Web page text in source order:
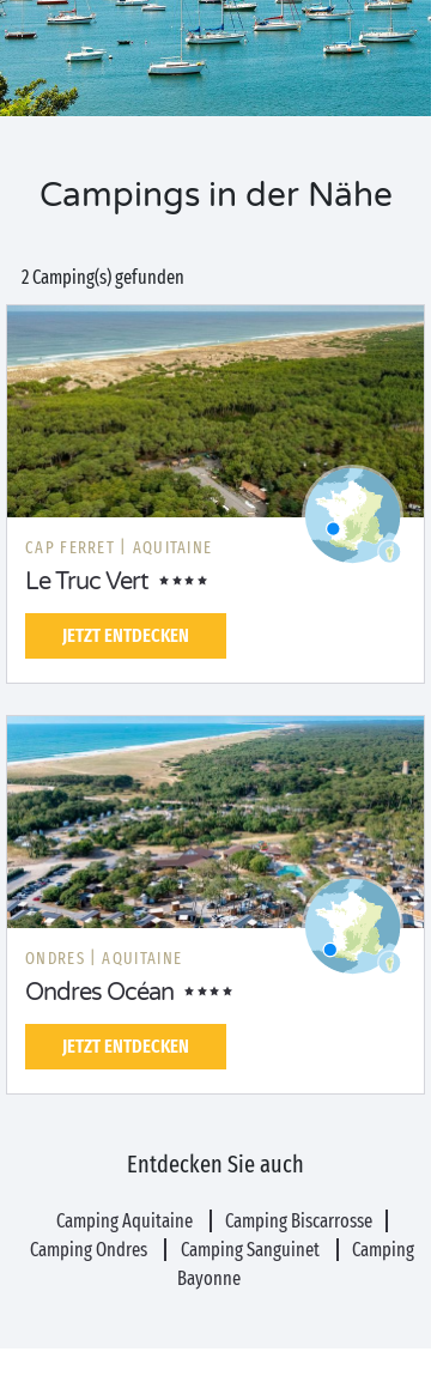
Campings in der Nähe
2 Camping(s) gefunden
CAP FERRET | AQUITAINE
Le Truc Vert
JETZT ENTDECKEN
ONDRES | AQUITAINE
Ondres Océan
JETZT ENTDECKEN
Entdecken Sie auch
Camping Aquitaine
Camping Biscarrosse
Camping Ondres
Camping Sanguinet
Camping
Bayonne